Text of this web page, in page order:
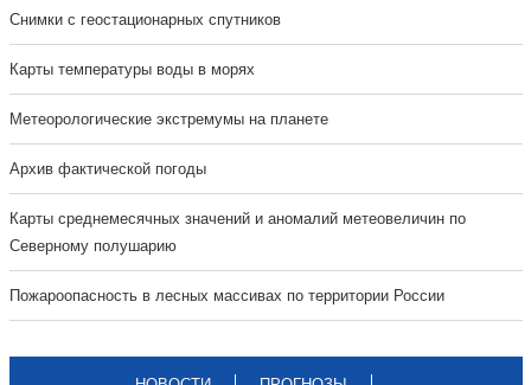
Cнимки с геостационарных спутников
Карты температуры воды в морях
Метеорологические экстремумы на планете
Архив фактической погоды
Карты среднемесячных значений и аномалий метеовеличин по
Северному полушарию
Пожароопасность в лесных массивах по территории России